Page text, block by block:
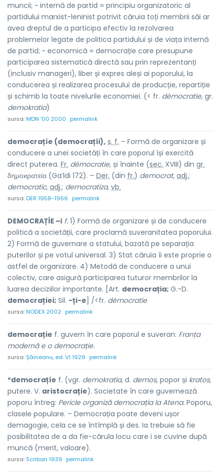
muncii; ~ internă de partid = principiu organizatoric al
partidului marxist-leninist potrivit căruia toți membrii săi ar
avea dreptul de a participa efectiv la rezolvarea
problemelor legate de politica partidului și de viața internă
de partid; ~ economică = democrație care presupune
participarea sistematică directă sau prin reprezentanți
(inclusiv manageri), liber și expres aleși ai poporului, la
conducerea și realizarea procesului de producție, repartiție
și schimb la toate nivelurile economiei. (< fr. démocratie, gr.
demokratia)
sursa:MDN '00 2000 permalink
democrațíe (democrațíi), s. f. – Formă de organizare și
conducere a unei societăți în care poporul își exercită
direct puterea. Fr. démocratie, și înainte (sec. XVIII) din gr.
δημοϰρατεία (Ga’ldi 172). – Der. (din fr.) democrat, adj.;
democratic, adj.; democratiza, vb.
sursa:DER 1958-1966 permalink
DEMOCRAȚÍE ~i f. 1) Formă de organizare și de conducere
politică a societății, care proclamă suveranitatea poporului.
2) Formă de guvernare a statului, bazată pe separația
puterilor și pe votul universal. 3) Stat căruia îi este proprie o
astfel de organizare. 4) Metodă de conducere a unui
colectiv, care asigură participarea tuturor membrilor la
luarea deciziilor importante. [Art. democrația; G.-D.
democrației; Sil. -ți-e ] /<fr. démocratie
sursa:NODEX 2002 permalink
democrație f. guvern în care poporul e suveran: Franța
modernă e o democrație.
sursa:Șăineanu, ed. VI 1929 permalink
*democrațíe f. (vgr. demokratía, d. demos, popor și kratos,
putere. V. aristocrație). Societate în care guvernează
poporu întreg: Pericle organiză democrația la Atena. Poporu,
clasele populare. – Democrația poate deveni ușor
demagogie, ceĭa ce se întîmplă și des. Ia trebuie să fie
posibilitatea de a da fie-căruĭa locu care i se cuvine după
muncă (merit, valoare).
sursa: Scriban 1939 permalink